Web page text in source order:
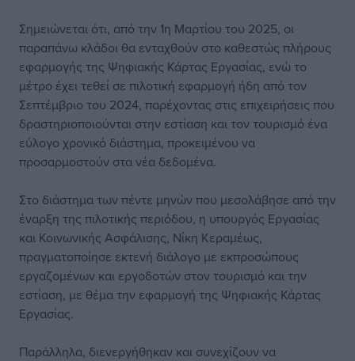
Σημειώνεται ότι, από την 1η Μαρτίου του 2025, οι
παραπάνω κλάδοι θα ενταχθούν στο καθεστώς πλήρους
εφαρμογής της Ψηφιακής Κάρτας Εργασίας, ενώ το
μέτρο έχει τεθεί σε πιλοτική εφαρμογή ήδη από τον
Σεπτέμβριο του 2024, παρέχοντας στις επιχειρήσεις που
δραστηριοποιούνται στην εστίαση και τον τουρισμό ένα
εύλογο χρονικό διάστημα, προκειμένου να
προσαρμοστούν στα νέα δεδομένα.
Στο διάστημα των πέντε μηνών που μεσολάβησε από την
έναρξη της πιλοτικής περιόδου, η υπουργός Εργασίας
και Κοινωνικής Ασφάλισης, Νίκη Κεραμέως,
πραγματοποίησε εκτενή διάλογο με εκπροσώπους
εργαζομένων και εργοδοτών στον τουρισμό και την
εστίαση, με θέμα την εφαρμογή της Ψηφιακής Κάρτας
Εργασίας.
Παράλληλα, διενεργήθηκαν και συνεχίζουν να